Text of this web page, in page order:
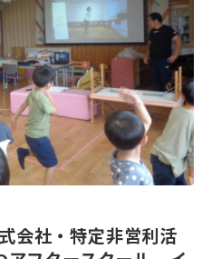
会社・特定非営利活